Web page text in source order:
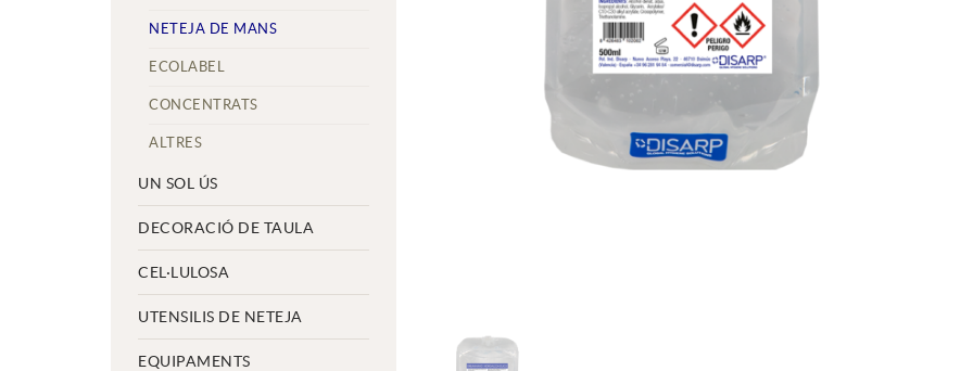
NETEJA DE MANS
ECOLABEL
CONCENTRATS
ALTRES
UN SOL ÚS
DECORACIÓ DE TAULA
CEL·LULOSA
UTENSILIS DE NETEJA
EQUIPAMENTS